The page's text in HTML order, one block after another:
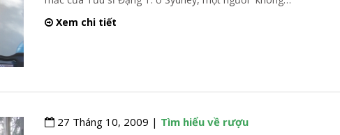
Xem chi tiết
27 Tháng 10, 2009 | Tìm hiểu về rượu